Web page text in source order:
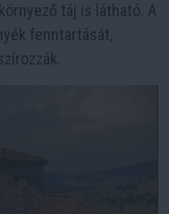
táj is látható. A
fenntartását,